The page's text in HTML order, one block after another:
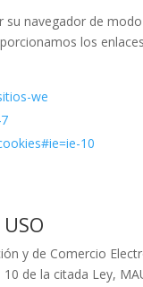
navegador de
los
we
10
y de Comercio
de la citada Ley,